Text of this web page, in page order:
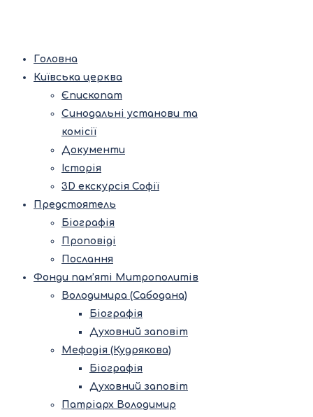
Головна
Київська церква
Єпископат
Синодальні установи та
комісії
Документи
Історія
3D екскурсія Софії
Предстоятель
Біографія
Проповіді
Послання
Фонди пам’яті Митрополитів
Володимира (Сабодана)
Біографія
Духовний заповіт
Мефодія (Кудрякова)
Біографія
Духовний заповіт
Патріарх Володимир